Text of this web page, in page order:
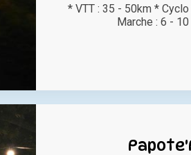
* VTT : 35 - 50km *
Marche : 6 -